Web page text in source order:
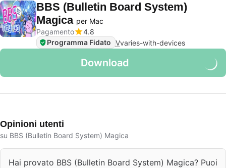
BBS (Bulletin Board System)
Magica per Mac
Pagamento
4.8
Programma Fidato Vvaries-with-devices
Download
Opinioni utenti
su BBS (Bulletin Board System) Magica
Hai provato BBS (Bulletin Board System) Magica? Puoi